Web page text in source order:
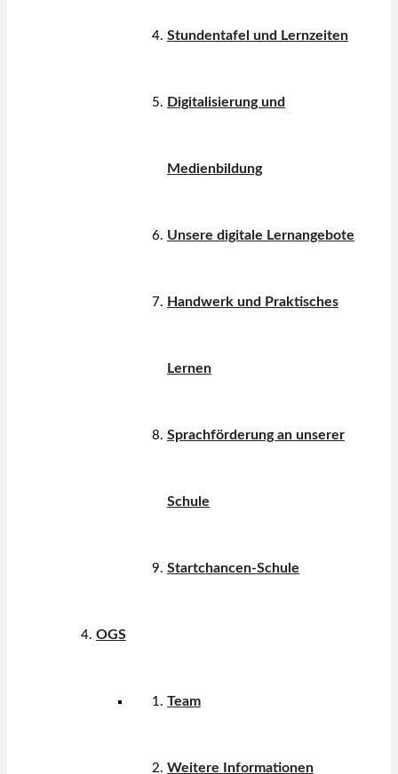
Stundentafel und Lernzeiten
Digitalisierung und
Medienbildung
Unsere digitale Lernangebote
Handwerk und Praktisches
Lernen
Sprachförderung an unserer
Schule
Startchancen-Schule
OGS
Team
Weitere Informationen